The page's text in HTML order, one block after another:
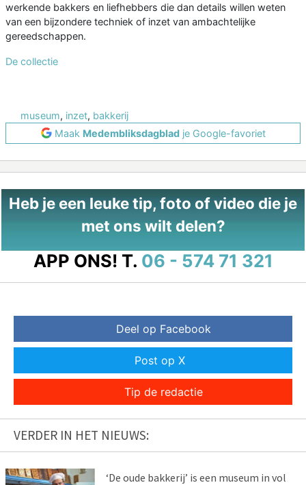
werkende bakkers en liefhebbers die dan details willen weten
van een bijzondere techniek of inzet van ambachtelijke
gereedschappen.
De collectie
museum, inzet, bakkerij
Maak Medembliksdagbladje Google-favoriet
Heb je een leuke tip, foto of video die je
met ons wilt delen?
APP ONS! T. 06 - 574 71 321
Deel op Facebook
Post op X
Tip de redactie
VERDER IN HET NIEUWS:
‘De oude bakkerij’ is een museum in vol